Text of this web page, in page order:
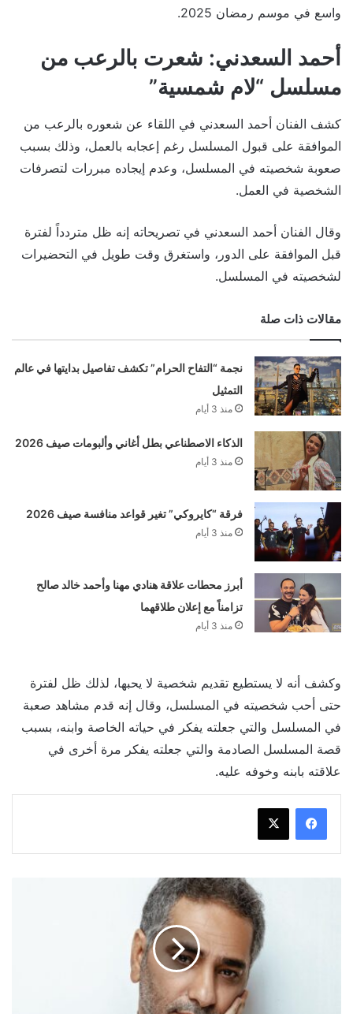
واسع في موسم رمضان 2025.
أحمد السعدني: شعرت بالرعب من
مسلسل “لام شمسية”
كشف الفنان أحمد السعدني في اللقاء عن شعوره بالرعب من
الموافقة على قبول المسلسل رغم إعجابه بالعمل، وذلك بسبب
صعوبة شخصيته في المسلسل، وعدم إيجاده مبررات لتصرفات
الشخصية في العمل.
وقال الفنان أحمد السعدني في تصريحاته إنه ظل متردداً لفترة
قبل الموافقة على الدور، واستغرق وقت طويل في التحضيرات
لشخصيته في المسلسل.
مقالات ذات صلة
نجمة “التفاح الحرام” تكشف تفاصيل بدايتها في عالم
التمثيل
منذ 3 أيام
الذكاء الاصطناعي بطل أغاني وألبومات صيف 2026
منذ 3 أيام
فرقة “كايروكي” تغير قواعد منافسة صيف 2026
منذ 3 أيام
أبرز محطات علاقة هنادي مهنا وأحمد خالد صالح
تزامناً مع إعلان طلاقهما
منذ 3 أيام
وكشف أنه لا يستطيع تقديم شخصية لا يحبها، لذلك ظل لفترة
حتى أحب شخصيته في المسلسل، وقال إنه قدم مشاهد صعبة
في المسلسل والتي جعلته يفكر في حياته الخاصة وابنه، بسبب
قصة المسلسل الصادمة والتي جعلته يفكر مرة أخرى في
علاقته بابنه وخوفه عليه.